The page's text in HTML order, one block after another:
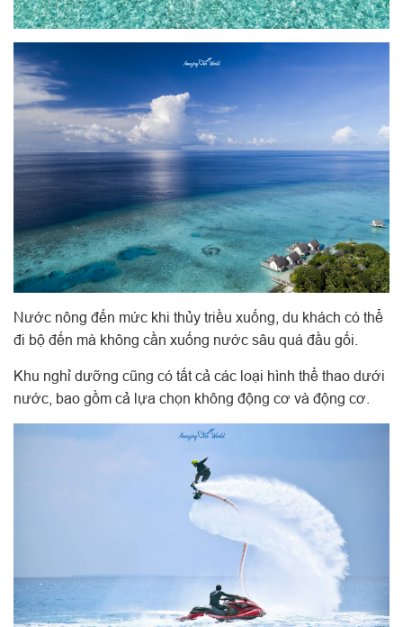
Nước nông đến mức khi thủy triều xuống, du khách có thể
đi bộ đến mà không cần xuống nước sâu quá đầu gối.
Khu nghỉ dưỡng cũng có tất cả các loại hình thể thao dưới
nước, bao gồm cả lựa chọn không động cơ và động cơ.